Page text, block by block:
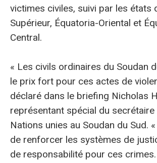
victimes civiles, suivi par les états
Supérieur, Équatoria-Oriental et
Central.
« Les civils ordinaires du Soudan
le prix fort pour ces actes de
déclaré dans le briefing Nicholas
représentant spécial du secrétaire
Nations unies au Soudan du Sud.
de renforcer les systèmes de
de responsabilité pour ces crimes.